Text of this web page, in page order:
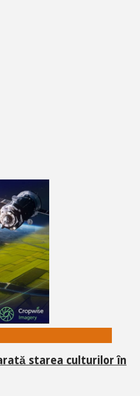
starea culturilor în